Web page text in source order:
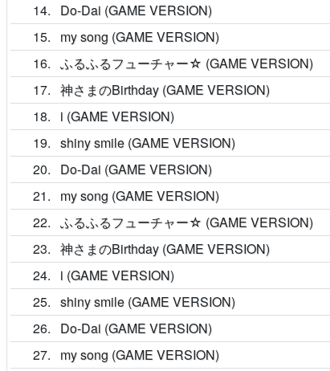
14
Do-Dai (GAME VERSION)
15
my song (GAME VERSION)
16
ふるふるフューチャー☆ (GAME VERSION)
17
神さまのBirthday (GAME VERSION)
18
i (GAME VERSION)
19
shiny smile (GAME VERSION)
20
Do-Dai (GAME VERSION)
21
my song (GAME VERSION)
22
ふるふるフューチャー☆ (GAME VERSION)
23
神さまのBirthday (GAME VERSION)
24
i (GAME VERSION)
25
shiny smile (GAME VERSION)
26
Do-Dai (GAME VERSION)
27
my song (GAME VERSION)